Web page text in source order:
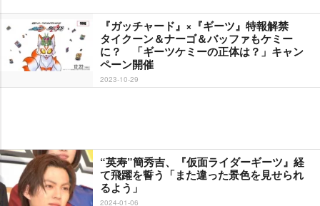
『ガッチャード』×『ギーツ』特報解禁
タイクーン＆ナーゴ＆バッファもケミー
に？ 「ギーツケミーの正体は？」キャン
ペーン開催
2023-10-29
“英寿”簡秀吉、『仮面ライダーギーツ』経
て飛躍を誓う「また違った景色を見せられ
るよう」
2024-01-06